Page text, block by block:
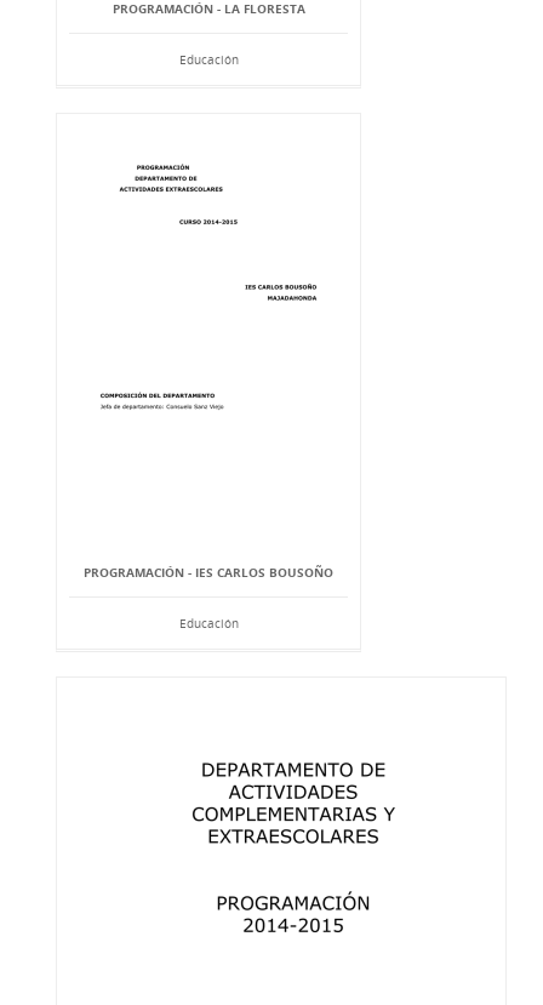
PROGRAMACIÓN - LA FLORESTA
Educación
PROGRAMACIÓN - IES CARLOS BOUSOÑO
Educación